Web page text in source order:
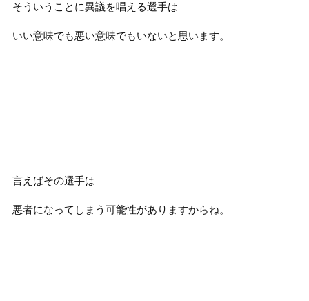
そういうことに異議を唱える選手は
いい意味でも悪い意味でもいないと思います。
言えばその選手は
悪者になってしまう可能性がありますからね。